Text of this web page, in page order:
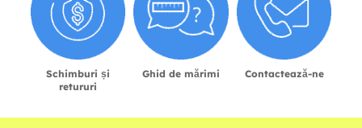
Schimburi și
retururi
Ghid de mărimi Contactează-ne